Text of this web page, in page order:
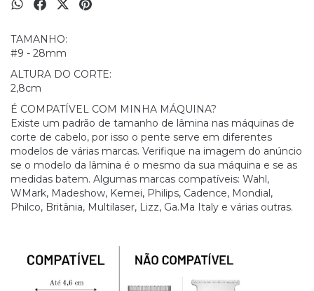
TAMANHO:
#9 - 28mm
ALTURA DO CORTE:
2,8cm
É COMPATÍVEL COM MINHA MÁQUINA?
Existe um padrão de tamanho de lâmina nas máquinas de
corte de cabelo, por isso o pente serve em diferentes
modelos de várias marcas. Verifique na imagem do anúncio
se o modelo da lâmina é o mesmo da sua máquina e se as
medidas batem. Algumas marcas compatíveis: Wahl,
WMark, Madeshow, Kemei, Philips, Cadence, Mondial,
Philco, Britânia, Multilaser, Lizz, Ga.Ma Italy e várias outras.